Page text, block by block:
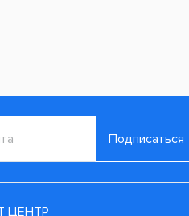
Подписаться
ЦЕНТР